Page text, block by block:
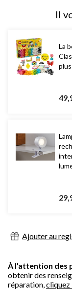
Il
La
plus
Ajouter au
À l'attention des
obtenir des
réparation,cliquez